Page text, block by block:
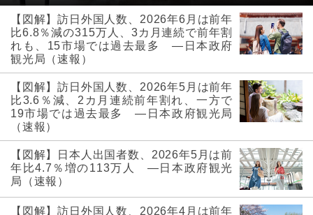
【図解】訪日外国人数、2026年6月は前年
比6.8％減の315万人、3カ月連続で前年割
れも、15市場では過去最多 ―日本政府
観光局（速報）
【図解】訪日外国人数、2026年5月は前年
比3.6％減、2カ月連続前年割れ、一方で
19市場では過去最多 ―日本政府観光局
（速報）
【図解】日本人出国者数、2026年5月は前
年比4.7％増の113万人 ―日本政府観光
局（速報）
【図解】訪日外国人数、2026年4月は前年